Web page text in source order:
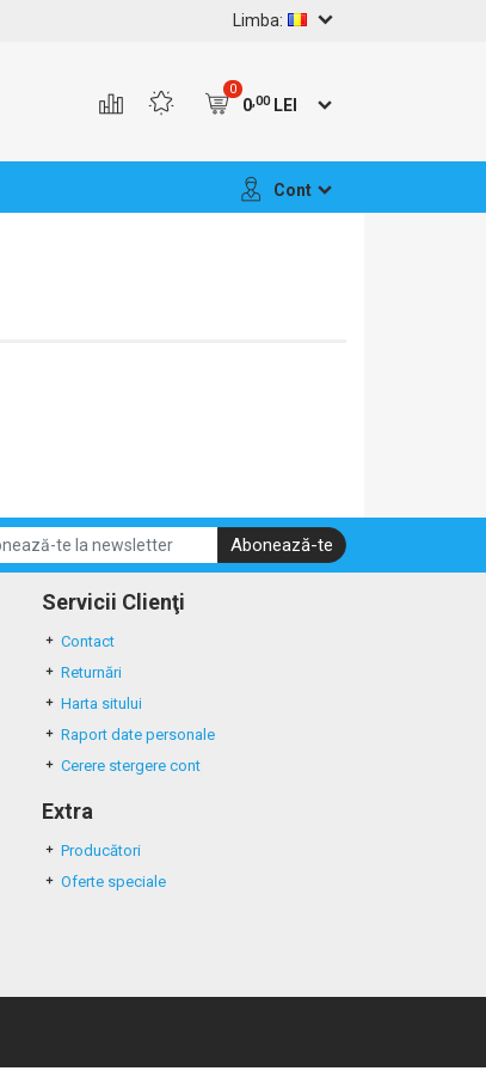
Limba:
0
0,00LEI
Cont
Abonează-te
Servicii Clienţi
Contact
Returnări
Harta sitului
Raport date personale
Cerere stergere cont
Extra
Producători
Oferte speciale